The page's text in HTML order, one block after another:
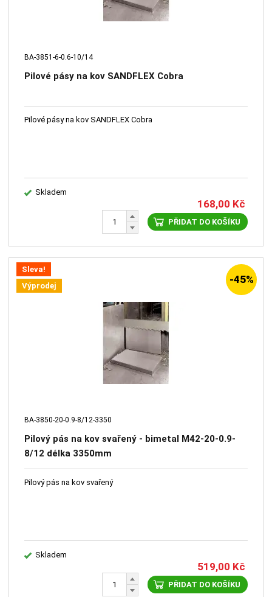
BA-3851-6-0.6-10/14
Pilové pásy na kov SANDFLEX Cobra
Pilové pásy na kov SANDFLEX Cobra
Skladem
168,00 Kč
PŘIDAT DO KOŠÍKU
Sleva!
Výprodej
-45%
BA-3850-20-0.9-8/12-3350
Pilový pás na kov svařený - bimetal M42-20-0.9-
8/12 délka 3350mm
Pilový pás na kov svařený
Skladem
519,00 Kč
PŘIDAT DO KOŠÍKU